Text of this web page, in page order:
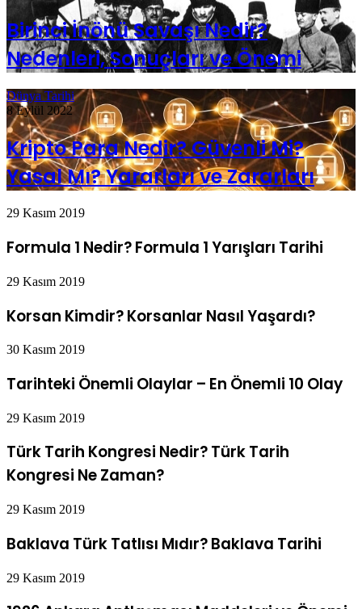
Birinci İnönü Savaşı Nedir?
Nedenleri, Sonuçları ve Önemi
Dünya Tarihi
8 Eylül 2022
Kripto Para Nedir? Güvenli Mi?
Yasal Mı? Yararları ve Zararları
29 Kasım 2019
Formula 1 Nedir? Formula 1 Yarışları Tarihi
29 Kasım 2019
Korsan Kimdir? Korsanlar Nasıl Yaşardı?
30 Kasım 2019
Tarihteki Önemli Olaylar – En Önemli 10 Olay
29 Kasım 2019
Türk Tarih Kongresi Nedir? Türk Tarih
Kongresi Ne Zaman?
29 Kasım 2019
Baklava Türk Tatlısı Mıdır? Baklava Tarihi
29 Kasım 2019